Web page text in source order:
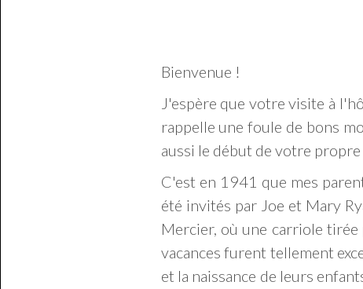
Bienvenue !
J'espère que votre visite à
rappelle une foule de bons
aussi le début de votre
C'est en 1941 que mes
été invités par Joe et Mary
Mercier, où une carriole
vacances furent tellement
et la naissance de leurs